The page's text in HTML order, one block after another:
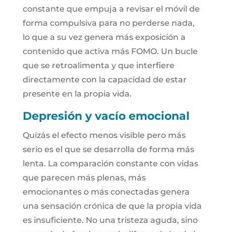
constante que empuja a revisar el móvil de
forma compulsiva para no perderse nada,
lo que a su vez genera más exposición a
contenido que activa más FOMO. Un bucle
que se retroalimenta y que interfiere
directamente con la capacidad de estar
presente en la propia vida.
Depresión y vacío emocional
Quizás el efecto menos visible pero más
serio es el que se desarrolla de forma más
lenta. La comparación constante con vidas
que parecen más plenas, más
emocionantes o más conectadas genera
una sensación crónica de que la propia vida
es insuficiente. No una tristeza aguda, sino